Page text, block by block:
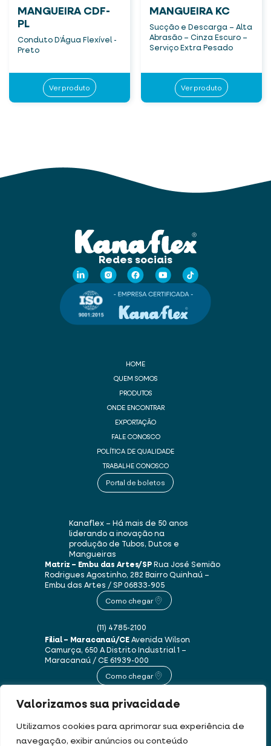
Valorizamos sua privacidade
Utilizamos cookies para aprimorar sua experiência de
navegação, exibir anúncios ou conteúdo
MANGUEIRA CDF-
PL
Conduto D’Água Flexível -
Preto
Ver produto
MANGUEIRA KC
Sucção e Descarga – Alta
Abrasão – Cinza Escuro –
Serviço Extra Pesado
Ver produto
Redes sociais
HOME
QUEM SOMOS
PRODUTOS
ONDE ENCONTRAR
EXPORTAÇÃO
FALE CONOSCO
POLÍTICA DE QUALIDADE
TRABALHE CONOSCO
Portal de boletos
Kanaflex – Há mais de 50 anos
liderando a inovação na
produção de Tubos, Dutos e
Mangueiras
Matriz – Embu das Artes/SPRua José Semião
Rodrigues Agostinho, 282 Bairro Quinhaú –
Embu das Artes / SP06833-905
Como chegar
(11) 4785-2100
Filial – Maracanaú/CEAvenida Wilson
Camurça, 650 ADistrito Industrial 1 –
Maracanaú / CE61939-000
Como chegar
(85) 3250-1235